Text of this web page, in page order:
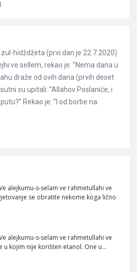
hidždžeta (prvi dan je 22.7.2020)
ve sellem, rekao je: ”Nema dana u
draže od ovih dana (prvih deset
su upitali: ”Allahov Poslaniče, i
Rekao je: ”I od borbe na
alejkumu-s-selam ve rahmetullahi ve
se obratite nekome koga lično
alejkumu-s-selam ve rahmetullahi ve
u kojim nije korišten etanol. One u…